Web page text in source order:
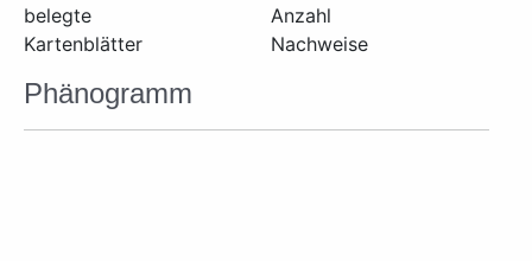
belegte
Kartenblätter
Anzahl
Nachweise
Phänogramm